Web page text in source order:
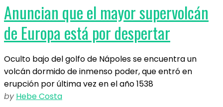
Anuncian que el mayor supervolcán
de Europa está por despertar
Oculto bajo del golfo de Nápoles se encuentra un
volcán dormido de inmenso poder, que entró en
erupción por última vez en el año 1538
by Hebe Costa